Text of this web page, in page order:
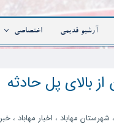
آرشیو قدیمی اختصاصی
بالای پل حادثه
، شهرستان مهاباد ، اخبار مهاباد ،خبر